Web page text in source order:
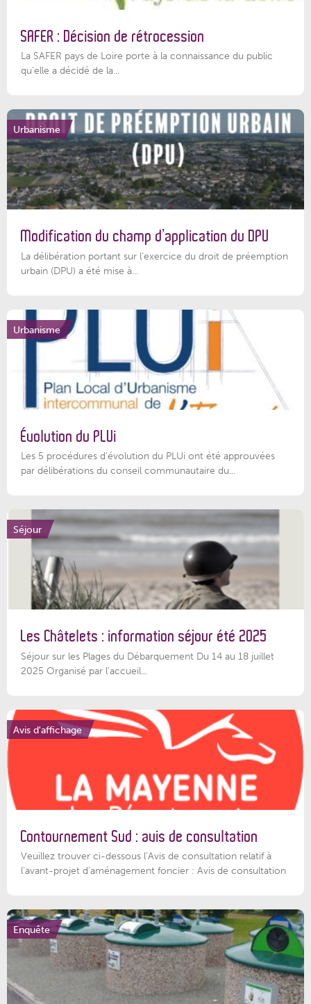
SAFER : Décision de rétrocession
La SAFER pays de Loire porte à la connaissance du public
qu’elle a décidé de la...
Urbanisme
Modification du champ d’application du DPU
La délibération portant sur l’exercice du droit de préemption
urbain (DPU) a été mise à...
Urbanisme
Évolution du PLUi
Les 5 procédures d’évolution du PLUi ont été approuvées
par délibérations du conseil communautaire du...
Séjour
Les Châtelets : information séjour été 2025
Séjour sur les Plages du Débarquement Du 14 au 18 juillet
2025 Organisé par l’accueil...
Avis d'affichage
Contournement Sud : avis de consultation
Veuillez trouver ci-dessous l’Avis de consultation relatif à
l'avant-projet d'aménagement foncier : Avis de consultation
Enquête